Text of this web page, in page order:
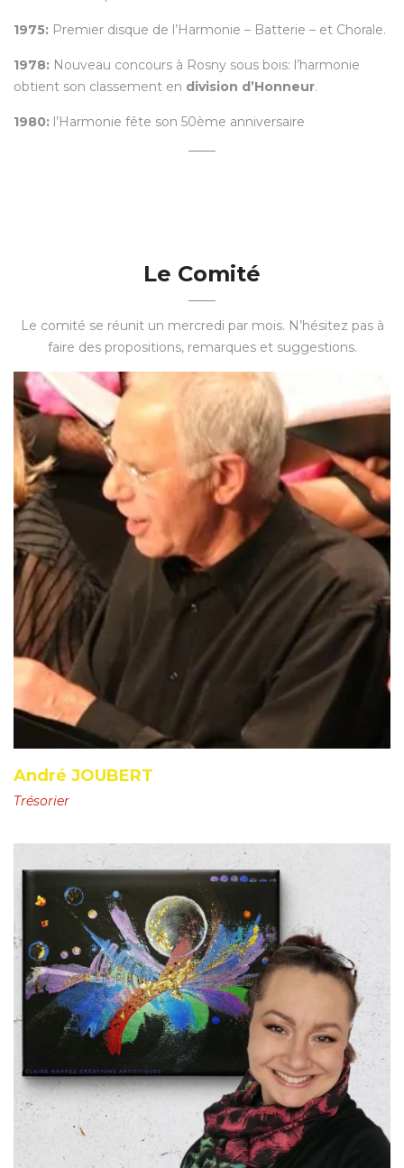
1975: Premier disque de l’Harmonie – Batterie – et Chorale.
1978: Nouveau concours à Rosny sous bois: l’harmonie
obtient son classement en division d’Honneur.
1980: l’Harmonie fête son 50ème anniversaire
Le Comité
Le comité se réunit un mercredi par mois. N’hésitez pas à
faire des propositions, remarques et suggestions.
André JOUBERT
Trésorier